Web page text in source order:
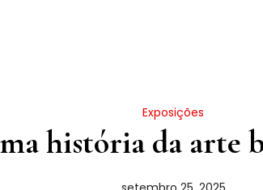
Exposições
história da arte